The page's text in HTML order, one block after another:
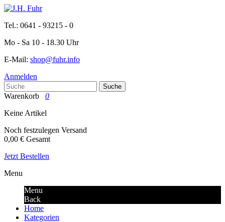
Tel.: 0641 - 93215 - 0
Mo - Sa 10 - 18.30 Uhr
E-Mail: shop@fuhr.info
Anmelden
Suche
Warenkorb
0
Keine Artikel
Noch festzulegen Versand
0,00 € Gesamt
Jetzt Bestellen
Menu
Menu
Back
Home
Kategorien